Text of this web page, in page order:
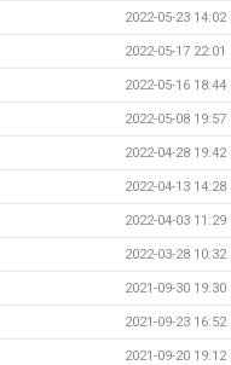
2022-05-23 14:02
2022-05-17 22:01
2022-05-16 18:44
2022-05-08 19:57
2022-04-28 19:42
2022-04-13 14:28
2022-04-03 11:29
2022-03-28 10:32
2021-09-30 19:30
2021-09-23 16:52
2021-09-20 19:12